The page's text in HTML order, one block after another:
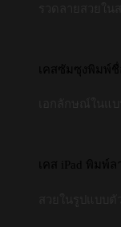
เคสซัมซุงพิมพ์ชื่
เคส iPad พิมพ์ลา